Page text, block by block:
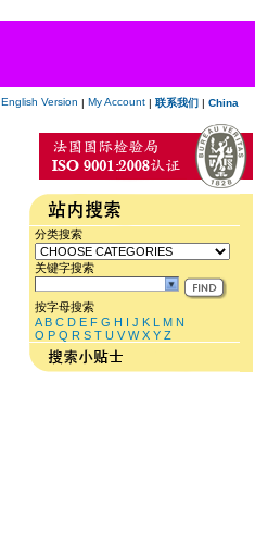
English Version | My Account | 联系我们 | China
分类搜索
关键字搜索
按字母搜索
A B C D E F G H I J K L M N
O P Q R S T U V W X Y Z